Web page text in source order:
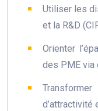
Utiliser les
et la R&D
Orienter
des PME
d’attractivité